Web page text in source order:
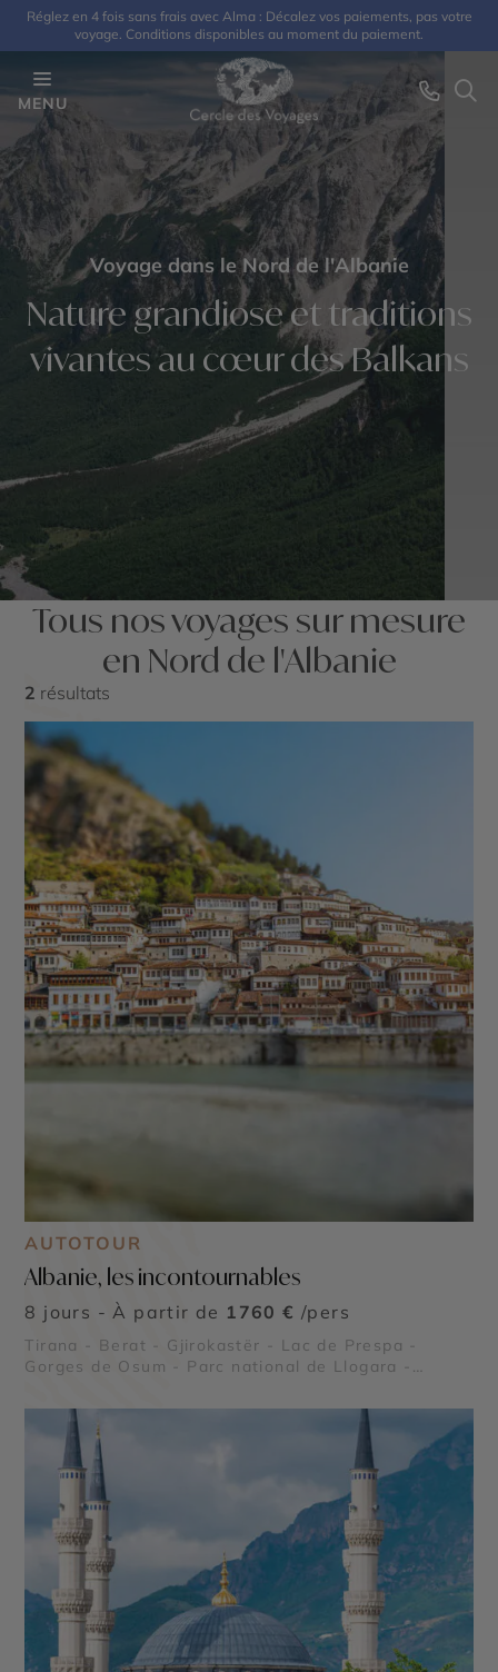
Réglez en 4 fois sans frais avec Alma : Décalez vos paiements, pas votre
voyage. Conditions disponibles au moment du paiement.
MENU
Voyage dans le Nord de l'Albanie
Nature grandiose et traditions
vivantes au cœur des Balkans
Tous nos voyages sur mesure
en Nord de l'Albanie
2 résultats
AUTOTOUR
Albanie, les incontournables
8 jours - À partir de 1760 € /pers
Tirana - Berat - Gjirokastër - Lac de Prespa -
Gorges de Osum - Parc national de Llogara -
albanaise - Butrint - Lac de Shkodra - Parc
national de Divjakë-Karavasta - Apollonia -
Château de Rozafa - Parc national de Theth -
Alpes albanaises